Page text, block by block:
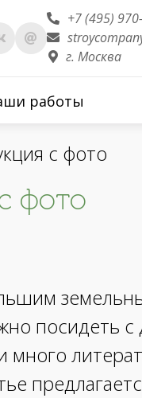
+7 (495)
г. Москва
работы
с фото
фото
посидеть с
много